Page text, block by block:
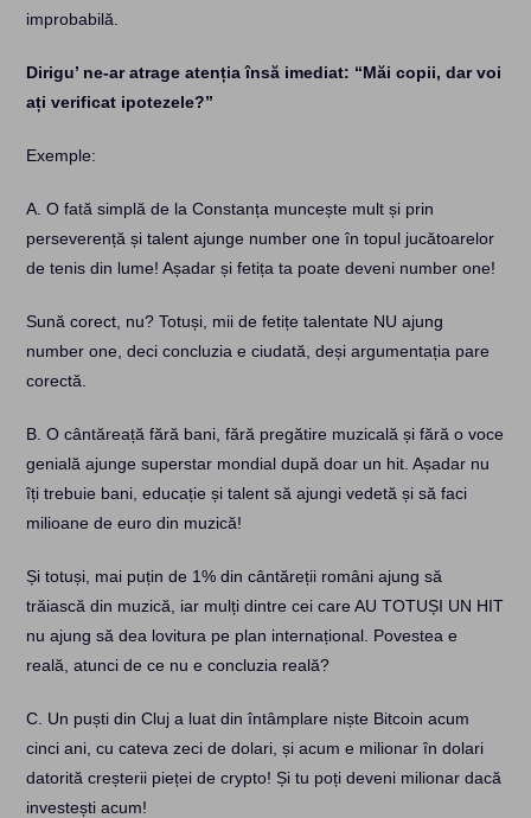
improbabilă.
Dirigu’ ne-ar atrage atenția însă imediat: “Măi copii, dar voi
ați verificat ipotezele?”
Exemple:
A. O fată simplă de la Constanța muncește mult și prin
perseverență și talent ajunge number one în topul jucătoarelor
de tenis din lume! Așadar și fetița ta poate deveni number one!
Sună corect, nu? Totuși, mii de fetițe talentate NU ajung
number one, deci concluzia e ciudată, deși argumentația pare
corectă.
B. O cântăreață fără bani, fără pregătire muzicală și fără o voce
genială ajunge superstar mondial după doar un hit. Așadar nu
îți trebuie bani, educație și talent să ajungi vedetă și să faci
milioane de euro din muzică!
Și totuși, mai puțin de 1% din cântăreții români ajung să
trăiască din muzică, iar mulți dintre cei care AU TOTUȘI UN HIT
nu ajung să dea lovitura pe plan internațional. Povestea e
reală, atunci de ce nu e concluzia reală?
C. Un puști din Cluj a luat din întâmplare niște Bitcoin acum
cinci ani, cu cateva zeci de dolari, și acum e milionar în dolari
datorită creșterii pieței de crypto! Și tu poți deveni milionar dacă
investești acum!